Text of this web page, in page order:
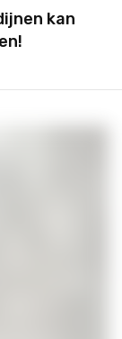
kan